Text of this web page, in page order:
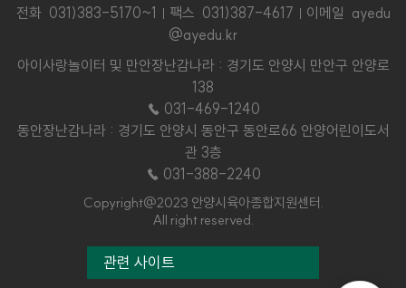
전화 031)383-5170~1 팩스 031)387-4617
이메일 ayedu
@ayedu.kr
아이사랑놀이터 및 만안장난감나라 : 경기도 안양시 만안구 안양로
138
☎ 031-469-1240
동안장난감나라 : 경기도 안양시 동안구 동안로66 안양어린이도서
관 3층
☎ 031-388-2240
Copyright@2023 안양시육아종합지원센터.
All right reserved.
관련 사이트